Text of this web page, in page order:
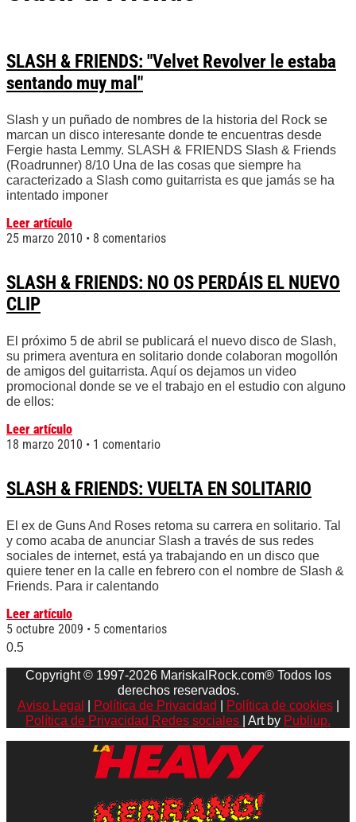
SLASH & FRIENDS: "Velvet Revolver le estaba
sentando muy mal"
Slash y un puñado de nombres de la historia del Rock se
marcan un disco interesante donde te encuentras desde
Fergie hasta Lemmy. SLASH & FRIENDS Slash & Friends
(Roadrunner) 8/10 Una de las cosas que siempre ha
caracterizado a Slash como guitarrista es que jamás se ha
intentado imponer
Leer artículo
25 marzo 2010
8 comentarios
SLASH & FRIENDS: NO OS PERDÁIS EL NUEVO
CLIP
El próximo 5 de abril se publicará el nuevo disco de Slash,
su primera aventura en solitario donde colaboran mogollón
de amigos del guitarrista. Aquí os dejamos un video
promocional donde se ve el trabajo en el estudio con alguno
de ellos:
Leer artículo
18 marzo 2010
1 comentario
SLASH & FRIENDS: VUELTA EN SOLITARIO
El ex de Guns And Roses retoma su carrera en solitario. Tal
y como acaba de anunciar Slash a través de sus redes
sociales de internet, está ya trabajando en un disco que
quiere tener en la calle en febrero con el nombre de Slash &
Friends. Para ir calentando
Leer artículo
5 octubre 2009
5 comentarios
Copyright © 1997-2026 MariskalRock.com® Todos los
derechos reservados.
Aviso Legal
Política de Privacidad Política de cookies|
Política de Privacidad Redes sociales
| Art by Publiup.